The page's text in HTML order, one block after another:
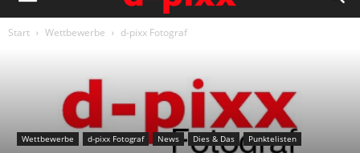
Start Wettbewerbe d-pixx Fotograf
Wettbewerbe d-pixx Fotograf News Dies & Das Punktelisten